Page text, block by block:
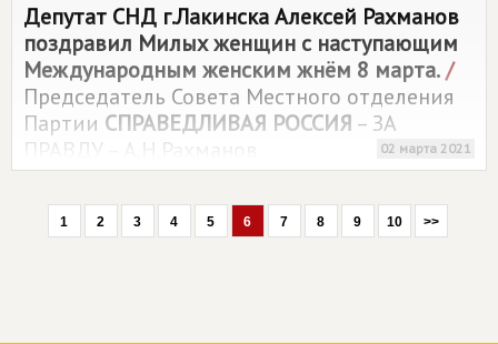
Депутат СНД г.Лакинска Алексей Рахманов
поздравил Милых женщин с наступающим
Международным женским жнём 8 марта./
Председатель Совета Местного отделения
Партии СПРАВЕДЛИВАЯ РОССИЯ – ЗА
ПРАВДУ – А.Н.Рахманов
02 марта 2021
1 2 3 4 5 6 7 8 9 10 >>